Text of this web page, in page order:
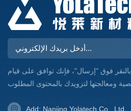
بالنقر فوق "إرسال"، فإنك توافق على قيام Polarium بتخزين معلوماتك
Add: Nanjing Yolatech Co., Ltd.